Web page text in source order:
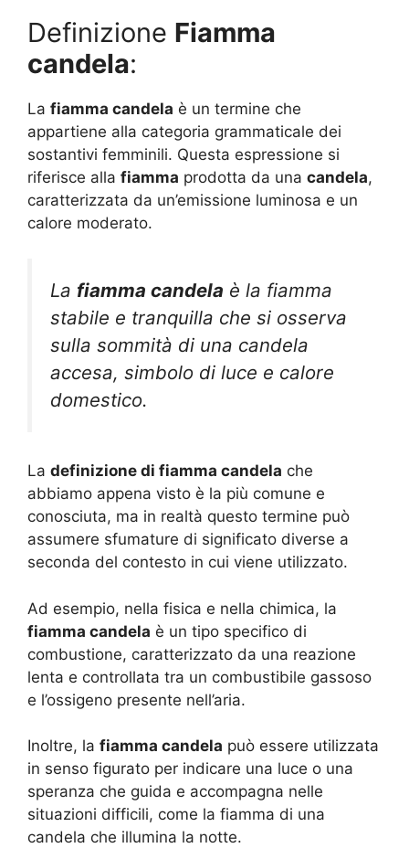
Definizione Fiamma
candela:
La fiamma candela è un termine che
appartiene alla categoria grammaticale dei
sostantivi femminili. Questa espressione si
riferisce alla fiamma prodotta da una candela,
caratterizzata da un’emissione luminosa e un
calore moderato.
La fiamma candela è la fiamma
stabile e tranquilla che si osserva
sulla sommità di una candela
accesa, simbolo di luce e calore
domestico.
La definizione di fiamma candela che
abbiamo appena visto è la più comune e
conosciuta, ma in realtà questo termine può
assumere sfumature di significato diverse a
seconda del contesto in cui viene utilizzato.
Ad esempio, nella fisica e nella chimica, la
fiamma candela è un tipo specifico di
combustione, caratterizzato da una reazione
lenta e controllata tra un combustibile gassoso
e l’ossigeno presente nell’aria.
Inoltre, la fiamma candela può essere utilizzata
in senso figurato per indicare una luce o una
speranza che guida e accompagna nelle
situazioni difficili, come la fiamma di una
candela che illumina la notte.